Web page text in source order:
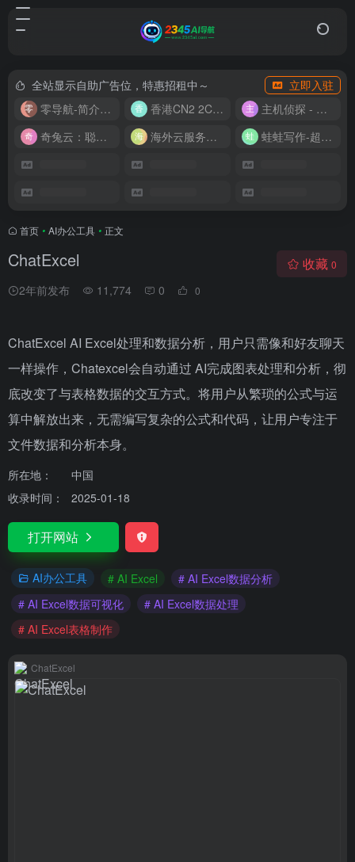
全站显示自助广告位，特惠招租中～
立即入驻
零导航-简介实用的网址导航
香港CN2 2C2G20M 9.9/月
主机侦探 - 少花钱，用好云
奇兔云：聪明人的“省”钱计划！
海外云服务器全网最低价 蛙蛙写作-超级AI智能写作助手
首页 • AI办公工具 • 正文
ChatExcel
2年前发布 11,774 0 0
收藏 0
ChatExcel AI Excel处理和数据分析，用户只需像和好友聊天
一样操作，Chatexcel会自动通过 AI完成图表处理和分析，彻
底改变了与表格数据的交互方式。将用户从繁琐的公式与运
算中解放出来，无需编写复杂的公式和代码，让用户专注于
文件数据和分析本身。
所在地：
中国
收录时间：
2025-01-18
打开网站
AI办公工具 # AI Excel
# AI Excel数据分析
# AI Excel数据可视化
# AI Excel数据处理
# AI Excel表格制作
ChatExcel